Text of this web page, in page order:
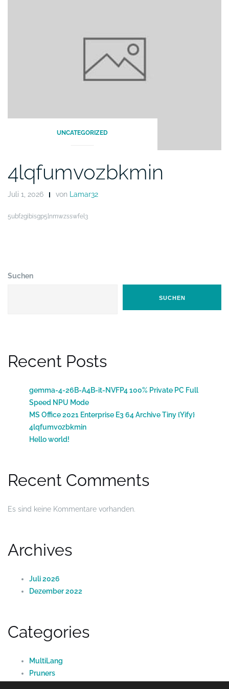
UNCATEGORIZED
4lqfumvozbkmin
Juli 1, 2026 von Lamar32
5ubf2gibisgp5lnmwzsswfel3
Suchen
SUCHEN
Recent Posts
gemma-4-26B-A4B-it-NVFP4 100% Private PC Full
Speed NPU Mode
MS Office 2021 Enterprise E3 64 Archive Tiny {Yify}
4lqfumvozbkmin
Hello world!
Recent Comments
Es sind keine Kommentare vorhanden.
Archives
Juli 2026
Dezember 2022
Categories
MultiLang
Pruners